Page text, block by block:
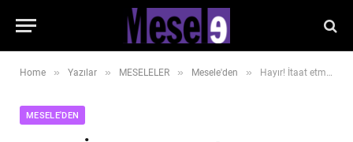
Home » Yazılar » MESELELER » Mesele'den » Hayır! İtaat etme, rahatsız et!
MESELE'DEN